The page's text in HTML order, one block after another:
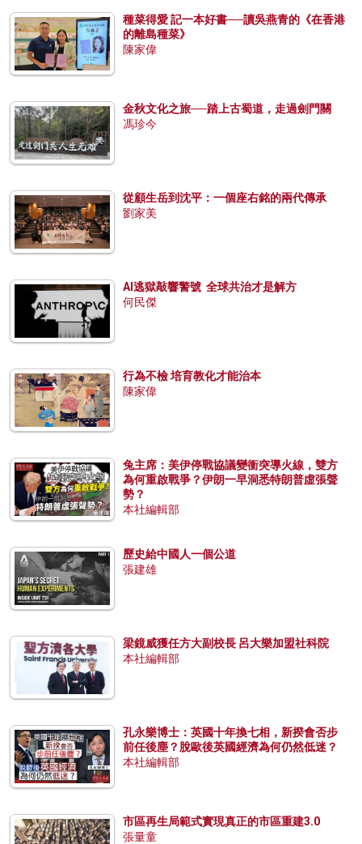
種菜得愛 記一本好書──讀吳燕青的《在香港
的離島種菜》
陳家偉
金秋文化之旅──踏上古蜀道，走過劍門關
馮珍今
從顧生岳到沈平：一個座右銘的兩代傳承
劉家美
AI逃獄敲響警號 全球共治才是解方
何民傑
行為不檢 培育教化才能治本
陳家偉
兔主席：美伊停戰協議變衝突導火線，雙方
為何重啟戰爭？伊朗一早洞悉特朗普虛張聲
勢？
本社編輯部
歷史給中國人一個公道
張建雄
梁鏡威獲任方大副校長 呂大樂加盟社科院
本社編輯部
孔永樂博士：英國十年換七相，新揆會否步
前任後塵？脫歐後英國經濟為何仍然低迷？
本社編輯部
市區再生局範式實現真正的市區重建3.0
張量童